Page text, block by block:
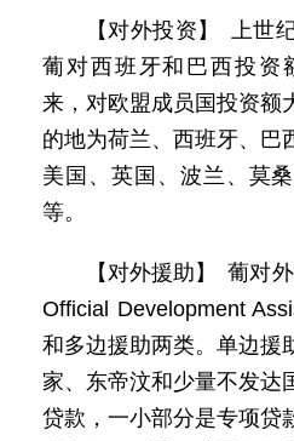
【对外投资】 上世
葡对西班牙和巴西投资
来，对欧盟成员国投资额
的地为荷兰、西班牙、巴
美国、英国、波兰、莫
等。
【对外援助】 葡对
Official Development
和多边援助两类。单边援
家、东帝汶和少量不发达
贷款，一小部分是专项贷